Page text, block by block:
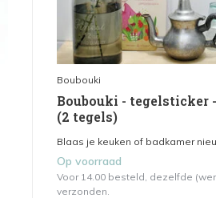
Boubouki
Boubouki - tegelsticker
(2 tegels)
Blaas je keuken of badkamer
Op voorraad
Voor 14.00 besteld, dezelfde
verzonden.